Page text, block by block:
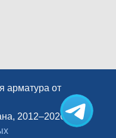
арматура от
2012–2026
|